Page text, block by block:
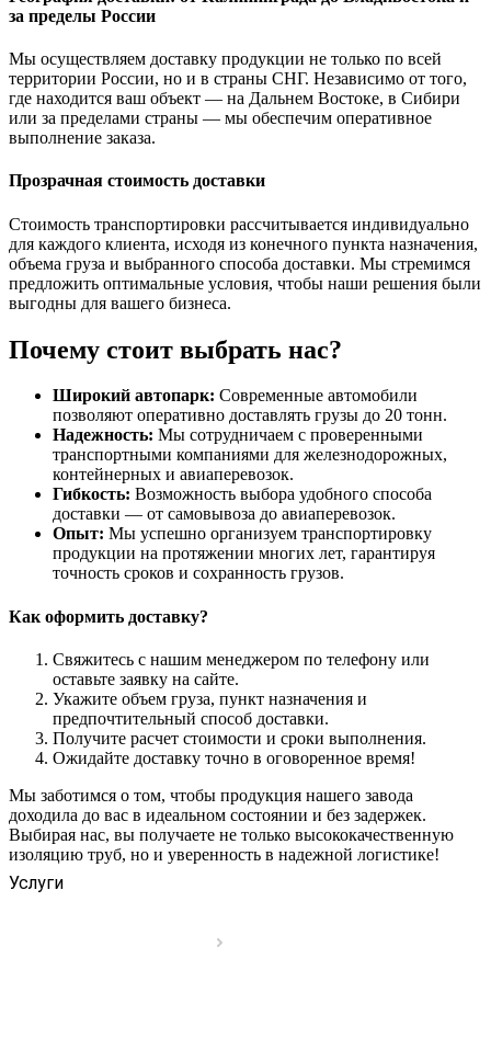
за пределы России
Мы осуществляем доставку продукции не только по всей
территории России, но и в страны СНГ. Независимо от того,
где находится ваш объект — на Дальнем Востоке, в Сибири
или за пределами страны — мы обеспечим оперативное
выполнение заказа.
Прозрачная стоимость доставки
Стоимость транспортировки рассчитывается индивидуально
для каждого клиента, исходя из конечного пункта назначения,
объема груза и выбранного способа доставки. Мы стремимся
предложить оптимальные условия, чтобы наши решения были
выгодны для вашего бизнеса.
Почему стоит выбрать нас?
Широкий автопарк: Современные автомобили
позволяют оперативно доставлять грузы до 20 тонн.
Надежность: Мы сотрудничаем с проверенными
транспортными компаниями для железнодорожных,
контейнерных и авиаперевозок.
Гибкость: Возможность выбора удобного способа
доставки — от самовывоза до авиаперевозок.
Опыт: Мы успешно организуем транспортировку
продукции на протяжении многих лет, гарантируя
точность сроков и сохранность грузов.
Как оформить доставку?
Свяжитесь с нашим менеджером по телефону или
оставьте заявку на сайте.
Укажите объем груза, пункт назначения и
предпочтительный способ доставки.
Получите расчет стоимости и сроки выполнения.
Ожидайте доставку точно в оговоренное время!
Мы заботимся о том, чтобы продукция нашего завода
доходила до вас в идеальном состоянии и без задержек.
Выбирая нас, вы получаете не только высококачественную
изоляцию труб, но и уверенность в надежной логистике!
Услуги